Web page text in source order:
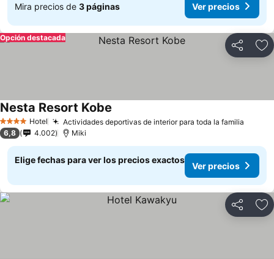
Mira precios de 3 páginas Ver precios
Compartir
Opción destacada
4 EstrellasHotel Actividades deportivas de interior para toda la familia
Nesta Resort Kobe
6,8 4.002 Miki
Elige fechas para ver los precios exactos
Ver precios
Compartir